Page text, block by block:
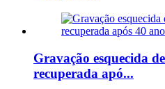
Gravação esquecida
recuperada apó...